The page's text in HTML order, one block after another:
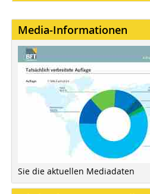
Media-Informationen
Sie die aktuellen Mediadaten